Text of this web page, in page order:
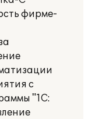
фирме-
с
"1С: